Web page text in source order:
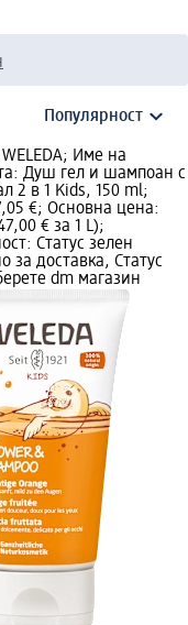
Име на
Душ гел и шампоан с
2 в 1 Kids, 150 ml;
€; Основна цена:
€ за 1 L);
Статус зелен
за доставка, Статус
dm магазин